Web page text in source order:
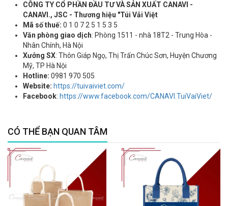
CÔNG TY CỔ PHẦN ĐẦU TƯ VÀ SẢN XUẤT CANAVI -
CANAVI., JSC - Thương hiệu "Túi Vải Việt
Mã số thuế: 0 1 0 7 2 5 1 5 3 5
Văn phòng giao dịch: Phòng 1511 - nhà 18T2 - Trung Hòa -
Nhân Chính, Hà Nội
Xưởng SX: Thôn Giáp Ngọ, Thị Trấn Chúc Sơn, Huyện Chương
Mỹ, TP Hà Nội
Hotline: 0981 970 505
Website: https://tuivaiviet.com/
Facebook: https://www.facebook.com/CANAVI.TuiVaiViet/
CÓ THỂ BẠN QUAN TÂM